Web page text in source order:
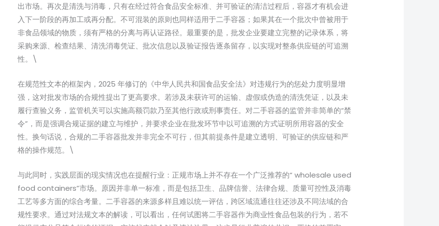
出市场。再次是清洗与消毒，只有在经过符合食品安全标准、并可验证的清洁过程后，容器才有机会进
入下一阶段的再加工或再分配。不可混装的原则也同样适用于二手容器；如果其在一个批次中曾被用于
非食品领域的物质，须有严格的分离与再认证路径。最重要的是，批发企业要建立完整的记录体系，将
采购来源、检查结果、清洗消毒凭证、批次信息以及验证报告逐条留存，以实现对整条供应链的可追溯
性。\
在规范性文本的框架内，2025 年修订的《中华人民共和国食品安全法》对违规行为的惩处力度明显增
强，这对批发市场的合规性提出了更高要求。若涉及未获许可的运输、虚假或伪造的清洗凭证，以及未
履行查验义务，监管机关可以实施高额罚款乃至其他行政或刑事责任。对二手容器的监管并非简单的“禁
令”，而是强调合规证据的建立与维护，并要求企业在批发环节中以可追溯的方式证明所用容器的安全
性。换句话说，合规的二手容器批发并非完全不可行，但其前提条件是建立透明、可验证的供应链和严
格的操作规范。\
与此同时，实践层面的现实情况也在提醒行业：正规市场上并不存在一个广泛推荐的“ wholesale used
food containers”市场。原因并非单一标准，而是包括卫生、品牌信誉、法律合规、质量可控性及消毒
工艺等多方面的综合考量。二手容器的来源多样且难以统一评估，跨区域流通往往还涉及不同法域的合
规性要求。通过对法规文本的解读，可以看出，任何试图将二手容器作为商业性食品包装的行为，若不